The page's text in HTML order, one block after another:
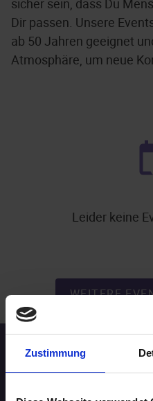
Zustimmung
sicher sein, dass Du
Dir passen. Unsere
ab 50 Jahren geeignet
Atmosphäre, um neue
Leider keine
WEITERE
Speed-Dating